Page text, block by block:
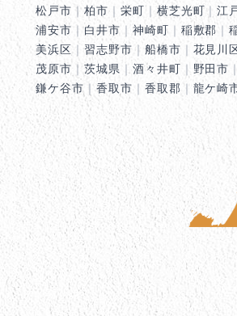
松戸市 ｜ 柏市｜ 栄町 ｜ 横芝光町 ｜江
浦安市 ｜白井市 ｜ 神崎町 ｜ 稲敷郡 ｜
美浜区 ｜習志野市 ｜ 船橋市 ｜ 花見川
茂原市 ｜ 茨城県 ｜ 酒々井町 ｜ 野田市
鎌ケ谷市 ｜ 香取市 ｜ 香取郡 ｜ 龍ケ崎